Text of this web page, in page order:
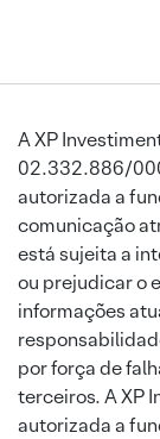
A XP
02.332.886/
autorizada a
comunicação
está sujeita a
ou prejudicar o
informações
por força de
terceiros. A XP
autorizada a